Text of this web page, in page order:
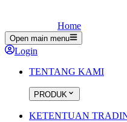
Home
Open main menu
Login
TENTANG KAMI
PRODUK
KETENTUAN